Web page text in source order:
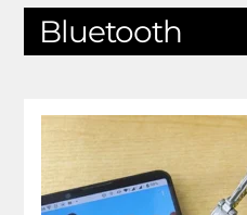
Bluetooth